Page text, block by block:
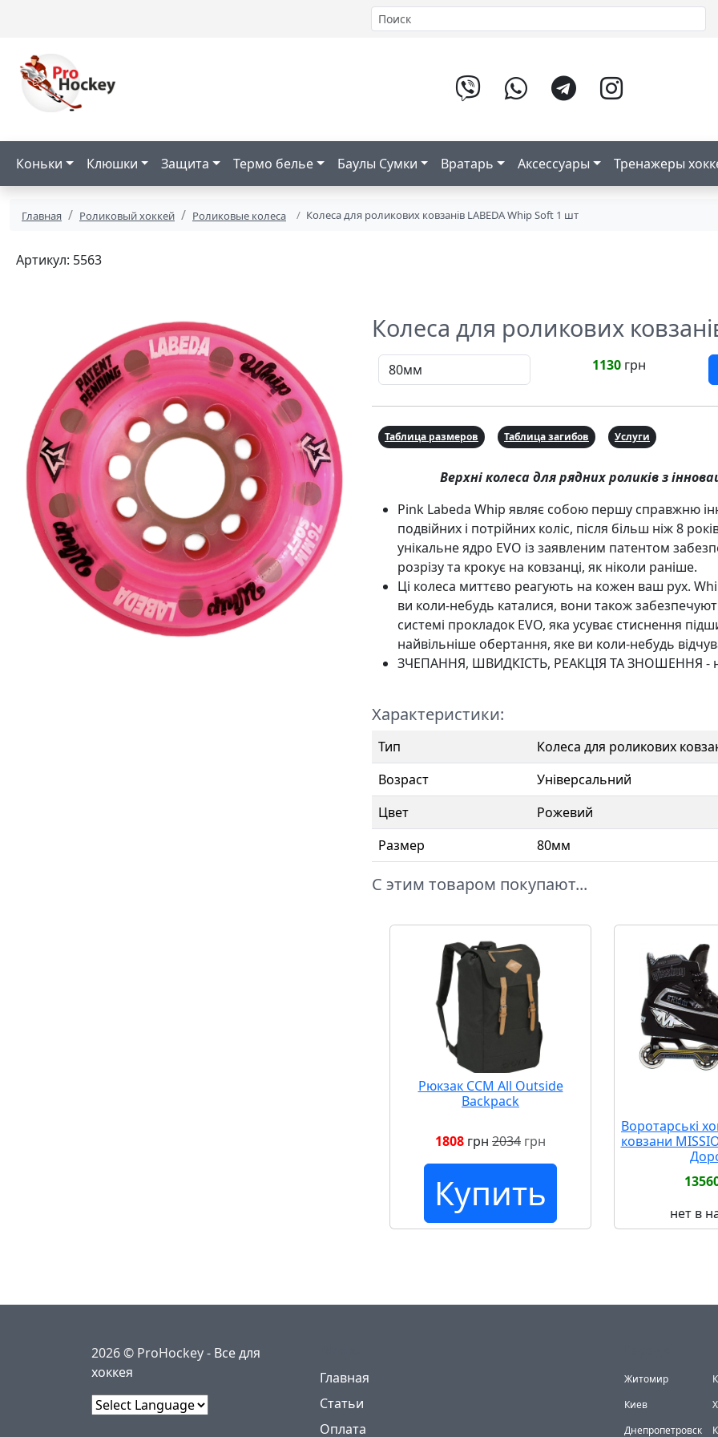
Коньки Клюшки Защита Термо белье Баулы Сумки Вратарь Аксессуары Тренажеры
Главная Роликовый хоккей Роликовые колеса Колеса для роликових ковзанів LABEDA Whip Soft 1 шт
Артикул: 5563
Колеса для роликових
1130 грн
Таблица размеров Таблица загибов Услуги
Верхні колеса для рядних роликів з
Pink Labeda Whip являє собою першу справжню
подвійних і потрійних коліс, після більш ніж 8
унікальне ядро ​​EVO із заявленим патентом
розрізу та крокує на ковзанці, як ніколи раніше.
Ці колеса миттєво реагують на кожен ваш рух.
ви коли-небудь каталися, вони також
системі прокладок EVO, яка усуває стиснення
найвільніше обертання, яке ви коли-небудь
ЗЧЕПАННЯ, ШВИДКІСТЬ, РЕАКЦІЯ ТА ЗНОШЕННЯ -
Характеристики:
Тип
Колеса для роликових
Возраст
Універсальний
Цвет
Рожевий
Размер
80мм
С этим товаром покупают...
Рюкзак CCM All Outside
Backpack
1808 грн 2034 грн
Купить
Воротарські
ковзани
нет в
2026 © ProHockey - Все для
хоккея
Главная
Статьи
Оплата
Житомир
Киев
Днепропетровск